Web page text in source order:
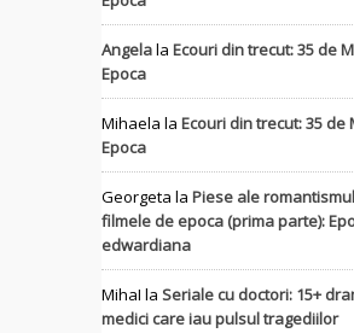
Angelala Ecouri din trecut: 35 de
Epoca
Mihaela la Ecouri din trecut: 35 de
Epoca
Georgeta la Piese ale
filmele de epoca (prima parte):
edwardiana
MihaI la Seriale cu doctori: 15+
medici care iau pulsul tragediilor